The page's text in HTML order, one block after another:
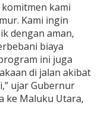
kami
Kami ingin
dengan aman,
biaya
ini juga
di jalan akibat
ujar Gubernur
ke Maluku Utara,